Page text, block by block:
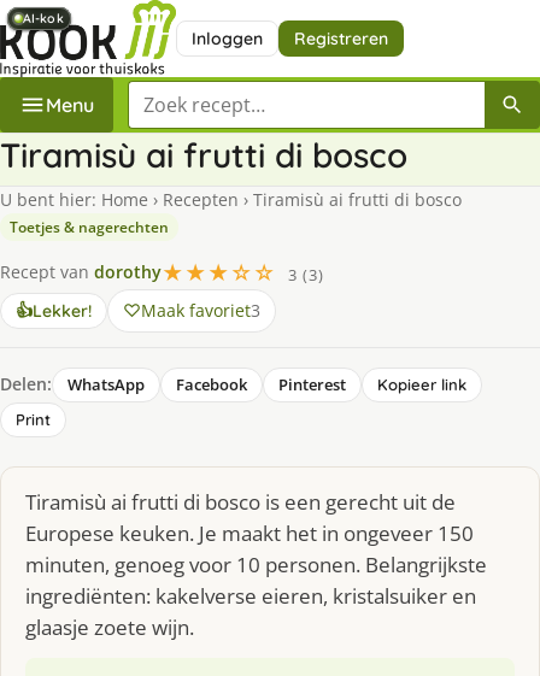
Inloggen Registreren
Menu Zoek een recept
Tiramisù ai frutti di bosco
U bent hier: Home › Recepten › Tiramisù ai frutti di bosco
Toetjes & nagerechten
Recept van dorothy★★★☆☆
3 (3)
👍Lekker! Maak favoriet3
Delen: WhatsApp Facebook Pinterest
Kopieer link
Print
Tiramisù ai frutti di bosco is een gerecht uit de
Europese keuken. Je maakt het in ongeveer 150
minuten, genoeg voor 10 personen. Belangrijkste
ingrediënten: kakelverse eieren, kristalsuiker en
glaasje zoete wijn.
AI-kok
AI-kok
AI-kok
AI-kok
AI-kok
AI-kok